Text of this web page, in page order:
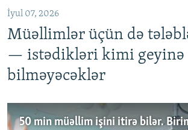
İyul 07, 2026
Müəllimlər üçün də
— istədikləri kimi geyinə
bilməyəcəklər